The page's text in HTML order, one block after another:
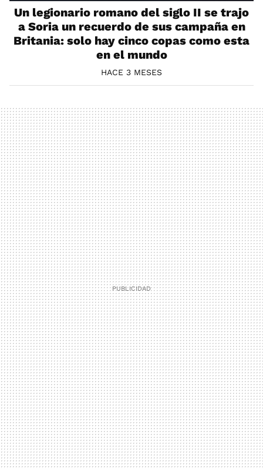
Un legionario romano del siglo II se trajo
a Soria un recuerdo de sus campaña en
Britania: solo hay cinco copas como esta
en el mundo
HACE 3 MESES